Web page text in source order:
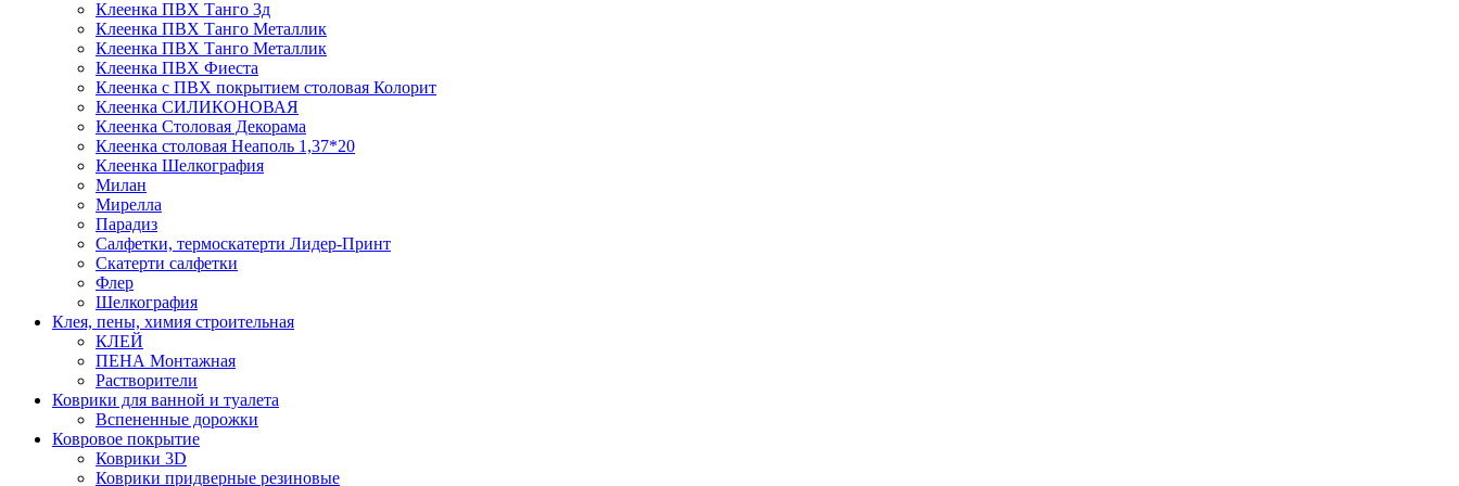
Клеенка ПВХ Танго 3д
Клеенка ПВХ Танго Металлик
Клеенка ПВХ Танго Металлик
Клеенка ПВХ Фиеста
Клеенка с ПВХ покрытием столовая Колорит
Клеенка СИЛИКОНОВАЯ
Клеенка Столовая Декорама
Клеенка столовая Неаполь 1,37*20
Клеенка Шелкография
Милан
Мирелла
Парадиз
Салфетки, термоскатерти Лидер-Принт
Скатерти салфетки
Флер
Шелкография
Клея, пены, химия строительная
КЛЕЙ
ПЕНА Монтажная
Растворители
Коврики для ванной и туалета
Вспененные дорожки
Ковровое покрытие
Коврики 3D
Коврики придверные резиновые